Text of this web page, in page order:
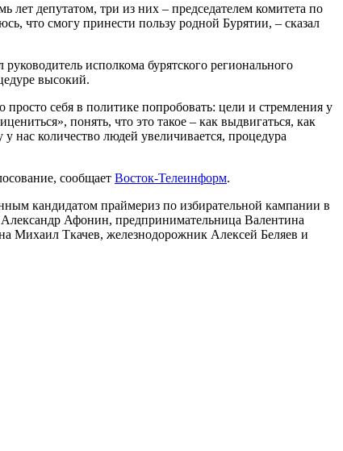
депутатом, три из них – председателем комитета по
что смогу принести пользу родной Бурятии, – сказал
исполкома бурятского регионального
высокий.
себя в политике попробовать: цели и стремления у
понять, что это такое – как выдвигаться, как
нас количество людей увеличивается, процедура
сообщает Восток-Телеинформ.
кандидатом праймериз по избирательной кампании в
Афонин, предпринимательница Валентина
Михаил Ткачев, железнодорожник Алексей Беляев и